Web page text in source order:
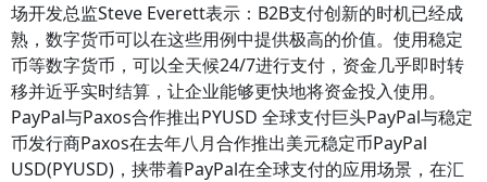
场开发总监Steve Everett表示：B2B支付创新的时机已经成
熟，数字货币可以在这些用例中提供极高的价值。使用稳定
币等数字货币，可以全天候24/7进行支付，资金几乎即时转
移并近乎实时结算，让企业能够更快地将资金投入使用。
PayPal与Paxos合作推出PYUSD 全球支付巨头PayPal与稳定
币发行商Paxos在去年八月合作推出美元稳定币PayPal
USD(PYUSD)，挟带着PayPal在全球支付的应用场景，在汇